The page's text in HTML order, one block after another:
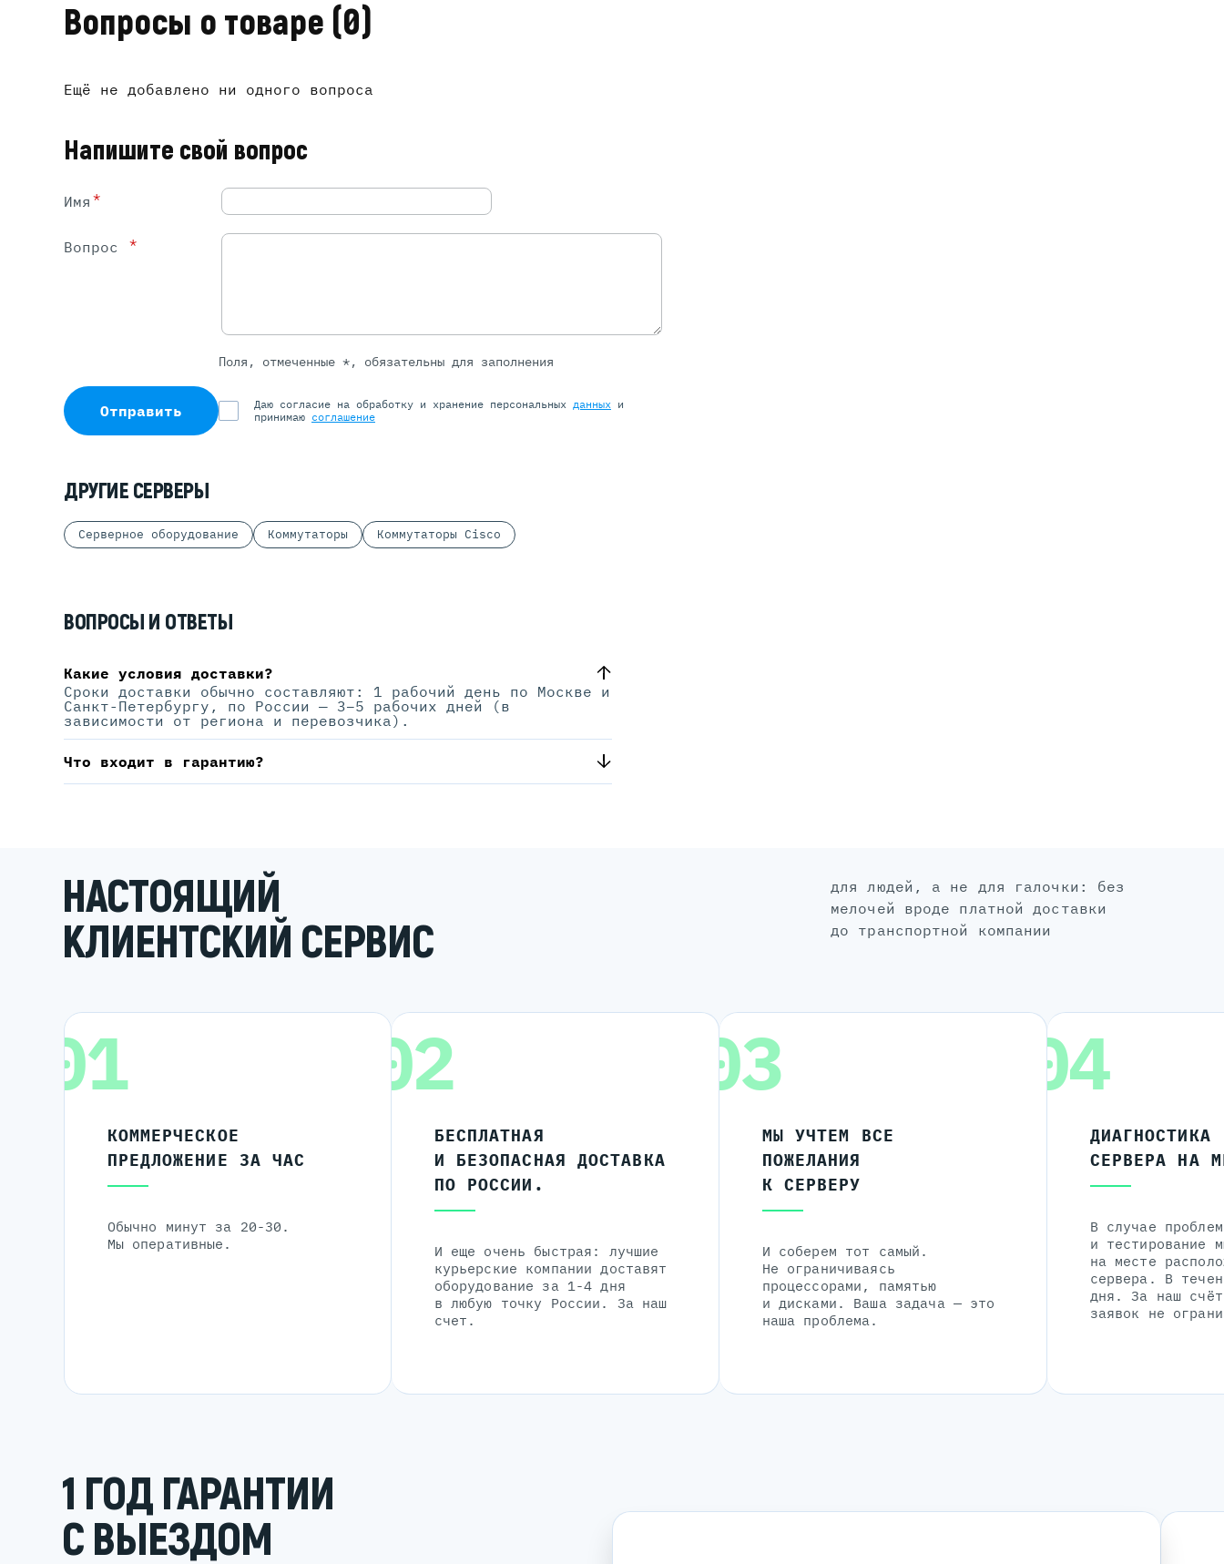
Вопросы о товаре (0)
Ещё не добавлено ни одного вопроса
Напишите свой вопрос
Имя *
Вопрос *
Поля, отмеченные *, обязательны для заполнения
Отправить Даю согласие на обработку и хранение персональных данных и
принимаю соглашение
ДРУГИЕ СЕРВЕРЫ
Серверное оборудование Коммутаторы Коммутаторы Cisco
ВОПРОСЫ И ОТВЕТЫ
Какие условия доставки?
Сроки доставки обычно составляют: 1 рабочий день по Москве и
Санкт-Петербургу, по России — 3–5 рабочих дней (в
зависимости от региона и перевозчика).
Что входит в гарантию?
НАСТОЯЩИЙ
КЛИЕНТСКИЙ СЕРВИС
для людей, а не для галочки: без
мелочей вроде платной доставки
до транспортной компании
01
КОММЕРЧЕСКОЕ
ПРЕДЛОЖЕНИЕ ЗА ЧАС
Обычно минут за 20-30.
Мы оперативные.
02
БЕСПЛАТНАЯ
И БЕЗОПАСНАЯ ДОСТАВКА
ПО РОССИИ.
И еще очень быстрая: лучшие
курьерские компании доставят
оборудование за 1-4 дня
в любую точку России. За наш
счет.
03
МЫ УЧТЕМ ВСЕ
ПОЖЕЛАНИЯ
К СЕРВЕРУ
И соберем тот самый.
Не ограничиваясь
процессорами, памятью
и дисками. Ваша задача — это
наша проблема.
04
ДИАГНОСТИКА
СЕРВЕРА НА
В случае
и тестирование
на месте
сервера. В
дня. За наш
заявок не
1 ГОД ГАРАНТИИ
С ВЫЕЗДОМ